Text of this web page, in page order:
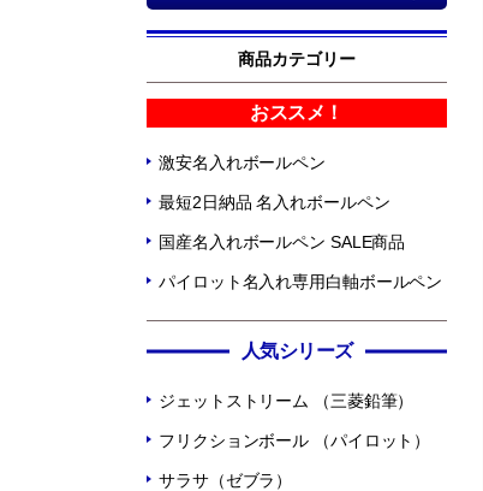
商品カテゴリー
おススメ！
激安名入れボールペン
最短2日納品 名入れボールペン
国産名入れボールペン SALE商品
パイロット名入れ専用白軸ボールペン
人気シリーズ
ジェットストリーム （三菱鉛筆）
フリクションボール （パイロット）
サラサ（ゼブラ）